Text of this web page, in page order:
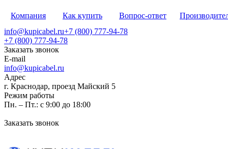
Компания Как купить Вопрос-ответ
info@kupicabel.ru+7 (800) 777-94-78
+7 (800) 777-94-78
Заказать звонок
E-mail
info@kupicabel.ru
Адрес
г. Краснодар, проезд Майский 5
Режим работы
Пн. – Пт.: с 9:00 до 18:00
Заказать звонок